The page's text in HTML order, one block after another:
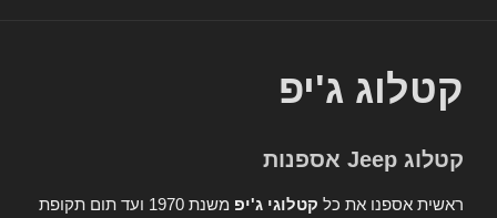
קטלוג ג'יפ
קטלוג Jeep אספנות
ראשית אספנו את כל קטלוגי ג'יפ
משנת 1970 ועד תום תקופת